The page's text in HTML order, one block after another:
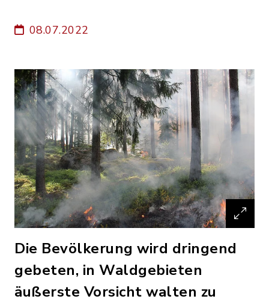
08.07.2022
Die Bevölkerung wird dringend
gebeten, in Waldgebieten
äußerste Vorsicht walten zu